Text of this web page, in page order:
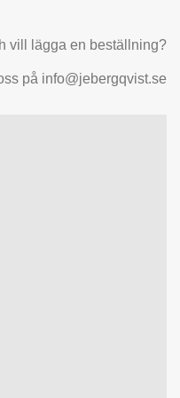
vill lägga en beställning?
på info@jebergqvist.se